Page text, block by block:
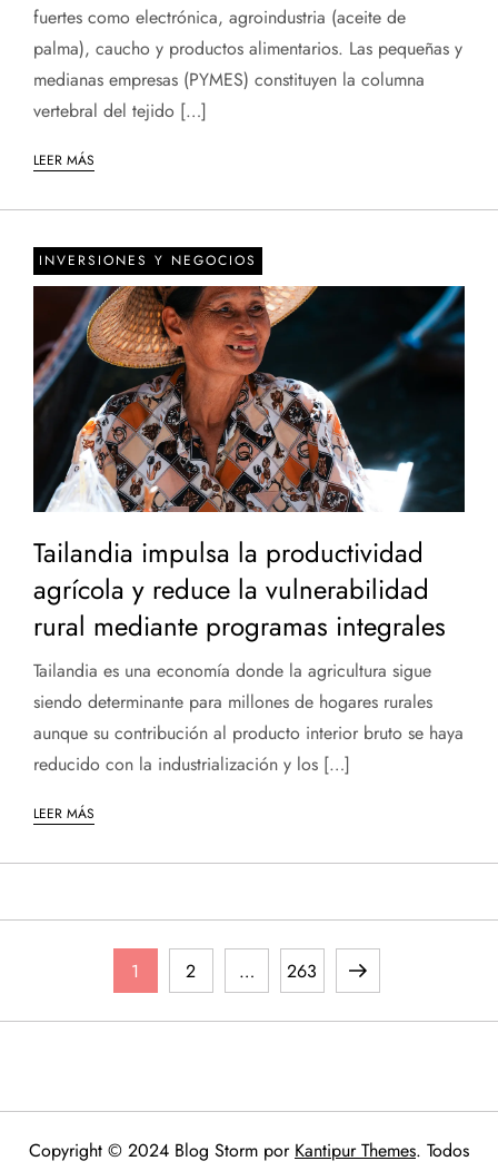
fuertes como electrónica, agroindustria (aceite de
palma), caucho y productos alimentarios. Las pequeñas y
medianas empresas (PYMES) constituyen la columna
vertebral del tejido […]
LEER MÁS
INVERSIONES Y NEGOCIOS
Tailandia impulsa la productividad
agrícola y reduce la vulnerabilidad
rural mediante programas integrales
Tailandia es una economía donde la agricultura sigue
siendo determinante para millones de hogares rurales
aunque su contribución al producto interior bruto se haya
reducido con la industrialización y los […]
LEER MÁS
a
i
Página
1 Página
2 … Página
263
Página
siguiente
Copyright © 2024 Blog Storm por Kantipur Themes. Todos